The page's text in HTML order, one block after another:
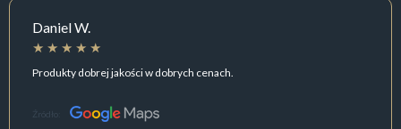
Daniel W.
Produkty dobrej jakości w dobrych cenach.
Źródło: